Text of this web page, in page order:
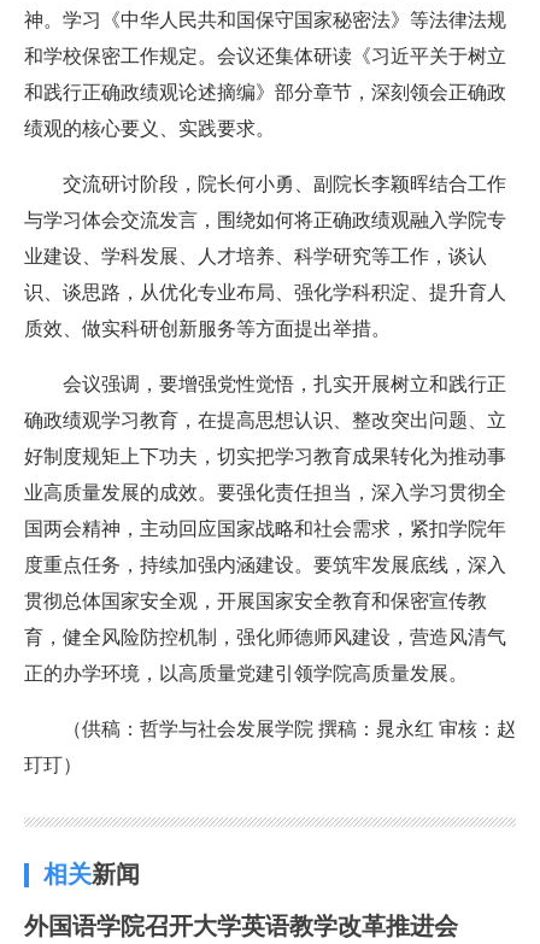
神。学习《中华人民共和国保守国家秘密法》等法律法规
和学校保密工作规定。会议还集体研读《习近平关于树立
和践行正确政绩观论述摘编》部分章节，深刻领会正确政
绩观的核心要义、实践要求。
交流研讨阶段，院长何小勇、副院长李颖晖结合工作
与学习体会交流发言，围绕如何将正确政绩观融入学院专
业建设、学科发展、人才培养、科学研究等工作，谈认
识、谈思路，从优化专业布局、强化学科积淀、提升育人
质效、做实科研创新服务等方面提出举措。
会议强调，要增强党性觉悟，扎实开展树立和践行正
确政绩观学习教育，在提高思想认识、整改突出问题、立
好制度规矩上下功夫，切实把学习教育成果转化为推动事
业高质量发展的成效。要强化责任担当，深入学习贯彻全
国两会精神，主动回应国家战略和社会需求，紧扣学院年
度重点任务，持续加强内涵建设。要筑牢发展底线，深入
贯彻总体国家安全观，开展国家安全教育和保密宣传教
育，健全风险防控机制，强化师德师风建设，营造风清气
正的办学环境，以高质量党建引领学院高质量发展。
（供稿：哲学与社会发展学院 撰稿：晁永红 审核：赵
玎玎）
相关新闻
外国语学院召开大学英语教学改革推进会